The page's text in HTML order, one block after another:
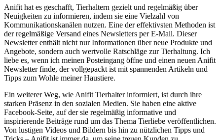
Anifit hat es geschafft, Tierhaltern gezielt und regelmäßig ⁢über
⁢Neuigkeiten zu informieren, indem sie eine Vielzahl von
Kommunikationskanälen nutzen. Eine der effektivsten Methoden ist
der regelmäßige Versand⁤ eines Newsletters per E-Mail. Dieser‌
Newsletter enthält ⁤nicht nur Informationen über neue ⁤Produkte und
Angebote, sondern auch wertvolle Ratschläge zur Tierhaltung. Ich
liebe ⁤es, wenn ich meinen ⁤Posteingang öffne und einen neuen Anifit
Newsletter⁤ finde, der vollgepackt ist mit spannenden Artikeln und
Tipps zum Wohle meiner⁢ Haustiere.
Ein weiterer Weg, wie Anifit Tierhalter informiert, ist durch ihre
starken Präsenz in den sozialen Medien. Sie haben eine ‌aktive
Facebook-Seite, auf der sie regelmäßig informative und
inspirierende Beiträge ⁢rund um das Thema Tierliebe veröffentlichen.
Von lustigen Videos und Bildern bis‍ hin zu nützlichen Tipps und